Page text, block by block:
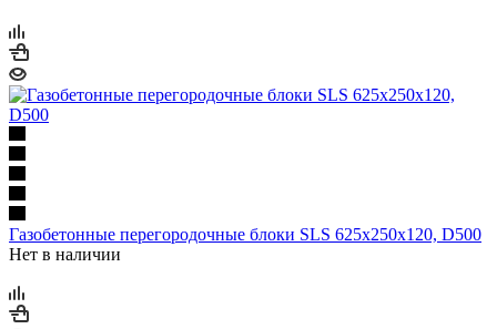
Газобетонные перегородочные блоки SLS 625х250х120, D500
Нет в наличии